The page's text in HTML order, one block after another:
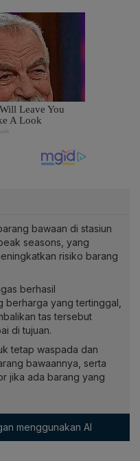
bawaan di stasiun
seasons, yang
risiko barang
berhasil
berharga yang tertinggal,
tas tersebut
di tujuan.
tetap waspada dan
bawaannya, serta
jika ada barang yang
menggunakan AI